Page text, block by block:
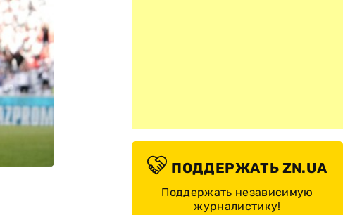
ПОДДЕРЖАТЬ ZN.UA
Поддержать независимую
журналистику!